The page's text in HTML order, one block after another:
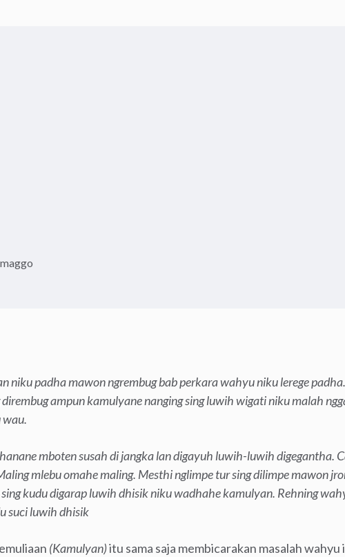
niku padha mawon ngrembug bab perkara wahyu niku lerege
ampun kamulyane nanging sing luwih wigati niku malah
mboten susah di jangka lan digayuh luwih-luwih digegantha.
mlebu omahe maling. Mesthi nglimpe tur sing dilimpe mawon
kudu digarap luwih dhisik niku wadhahe kamulyan. Rehning
suci luwih dhisik
(Kamulyan)itu sama saja membicarakan masalah